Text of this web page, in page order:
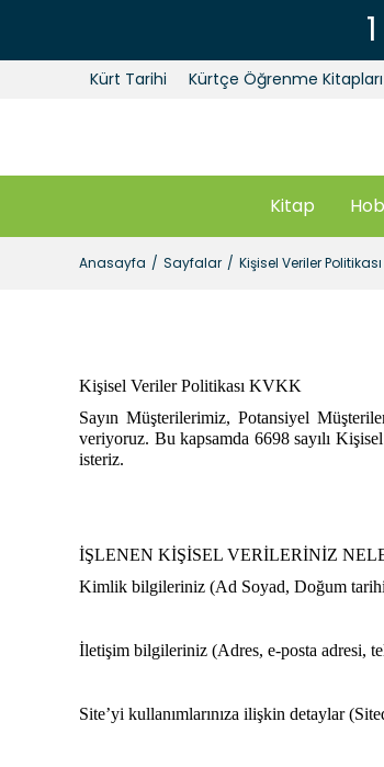
Kürt Tarihi Kürtçe Öğrenme Kitapları
Kitap
Anasayfa Sayfalar Kişisel Veriler Politikası
Kişisel Veriler Politikası KVKK
Sayın Müşterilerimiz, Potansiyel
veriyoruz. Bu kapsamda 6698 sayılı
isteriz.
İŞLENEN KİŞİSEL VERİLERİNİZ
Kimlik bilgileriniz (Ad Soyad, Doğum
İletişim bilgileriniz (Adres, e-posta adresi,
Site’yi kullanımlarınıza ilişkin detaylar